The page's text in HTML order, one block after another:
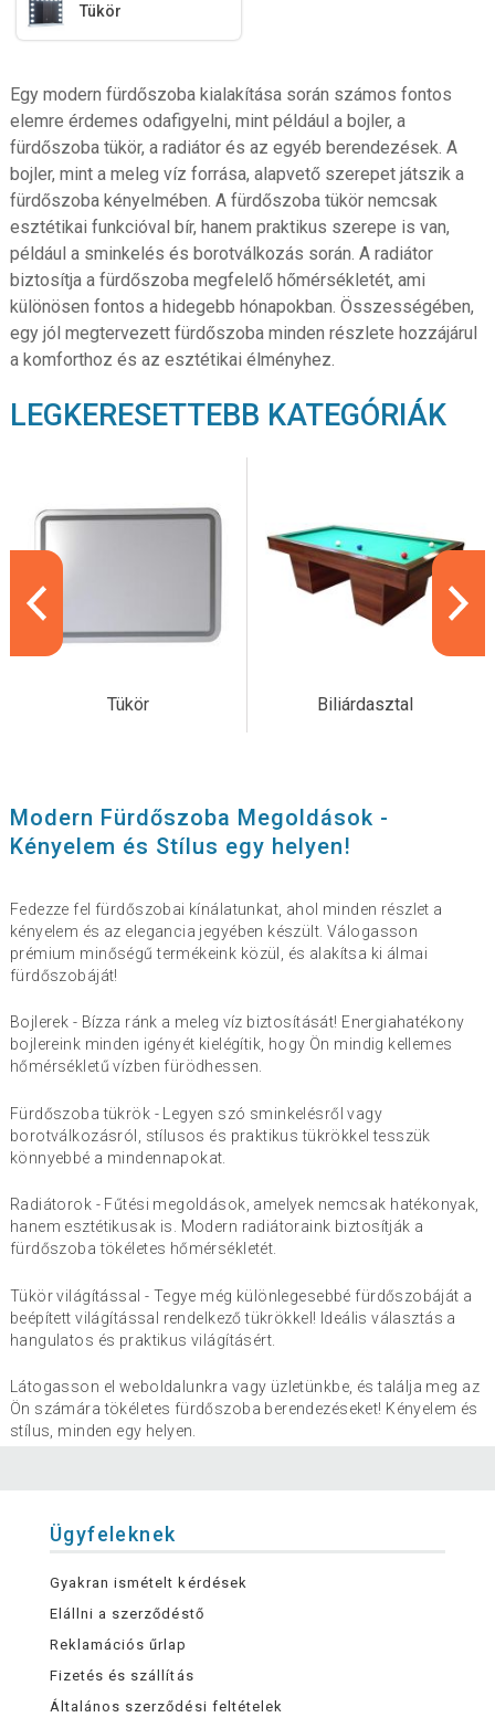
Tükör
Egy modern fürdőszoba kialakítása során számos fontos
elemre érdemes odafigyelni, mint például a bojler, a
fürdőszoba tükör, a radiátor és az egyéb berendezések. A
bojler, mint a meleg víz forrása, alapvető szerepet játszik a
fürdőszoba kényelmében. A fürdőszoba tükör nemcsak
esztétikai funkcióval bír, hanem praktikus szerepe is van,
például a sminkelés és borotválkozás során. A radiátor
biztosítja a fürdőszoba megfelelő hőmérsékletét, ami
különösen fontos a hidegebb hónapokban. Összességében,
egy jól megtervezett fürdőszoba minden részlete hozzájárul
a komforthoz és az esztétikai élményhez.
LEGKERESETTEBB KATEGÓRIÁK
Tükör Biliárdasztal
Modern Fürdőszoba Megoldások -
Kényelem és Stílus egy helyen!
Fedezze fel fürdőszobai kínálatunkat, ahol minden részlet a
kényelem és az elegancia jegyében készült. Válogasson
prémium minőségű termékeink közül, és alakítsa ki álmai
fürdőszobáját!
Bojlerek - Bízza ránk a meleg víz biztosítását! Energiahatékony
bojlereink minden igényét kielégítik, hogy Ön mindig kellemes
hőmérsékletű vízben fürödhessen.
Fürdőszoba tükrök - Legyen szó sminkelésről vagy
borotválkozásról, stílusos és praktikus tükrökkel tesszük
könnyebbé a mindennapokat.
Radiátorok - Fűtési megoldások, amelyek nemcsak hatékonyak,
hanem esztétikusak is. Modern radiátoraink biztosítják a
fürdőszoba tökéletes hőmérsékletét.
Tükör világítással - Tegye még különlegesebbé fürdőszobáját a
beépített világítással rendelkező tükrökkel! Ideális választás a
hangulatos és praktikus világításért.
Látogasson el weboldalunkra vagy üzletünkbe, és találja meg az
Ön számára tökéletes fürdőszoba berendezéseket! Kényelem és
stílus, minden egy helyen.
Ügyfeleknek
Gyakran ismételt kérdések
Elállni a szerződéstő
Reklamációs űrlap
Fizetés és szállítás
Általános szerződési feltételek